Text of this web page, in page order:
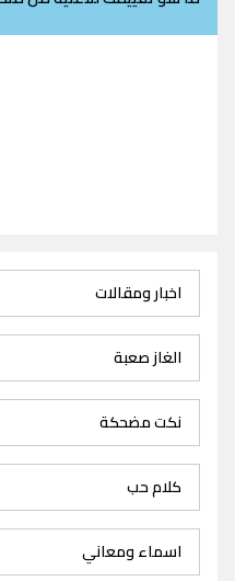
اخبار ومقالات
الغاز صعبة
نكت مضحكة
كلام حب
اسماء ومعاني